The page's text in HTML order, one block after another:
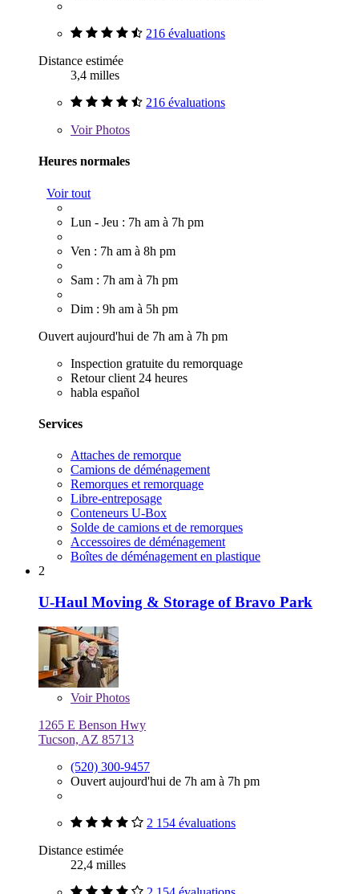
216 évaluations
Distance estimée
3,4 milles
216 évaluations
VoirPhotos
Heures normales
Voir tout
Lun - Jeu : 7h am à 7h pm
Ven : 7h am à 8h pm
Sam : 7h am à 7h pm
Dim : 9h am à 5h pm
Ouvert aujourd'hui de 7h am à 7h pm
Inspection gratuite du remorquage
Retour client 24 heures
habla español
Services
Attaches de remorque
Camions de déménagement
Remorques et remorquage
Libre-entreposage
Conteneurs U-Box
Solde de camions et de remorques
Accessoires de déménagement
Boîtes de déménagement en plastique
2
U-Haul Moving & Storage of Bravo Park
VoirPhotos
1265 E Benson Hwy
Tucson, AZ 85713
(520) 300-9457
Ouvert aujourd'hui de 7h am à 7h pm
2 154 évaluations
Distance estimée
22,4 milles